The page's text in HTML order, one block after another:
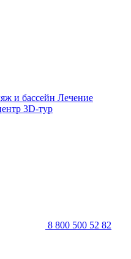
и бассейн Лечение
3D-тур
8 800 500 52 82